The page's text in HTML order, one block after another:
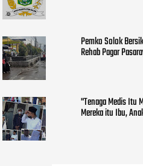
Pemko Solok
Rehab Pagar
"Tenaga Medis Itu
Mereka itu Ibu,